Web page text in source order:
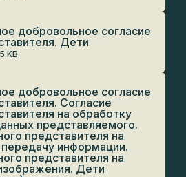
добровольное согласие
Дети
KB
добровольное согласие
Согласие
на обработку
представляемого.
представителя на
информации.
представителя на
Дети